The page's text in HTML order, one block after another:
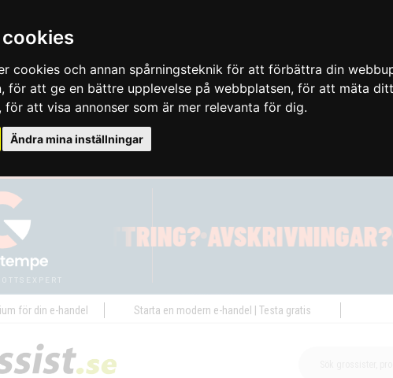
cookies och annan spårningsteknik för att förbättra din
, för att ge en bättre upplevelse på webbplatsen, för att mäta
för att visa annonser som är mer relevanta för dig.
Ändra mina inställningar
för din e-handel Starta en modern e-handel | Testa gratis